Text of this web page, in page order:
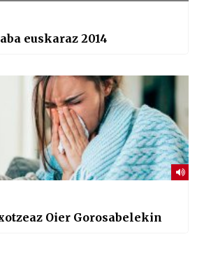
euskaraz 2014
Oier Gorosabelekin